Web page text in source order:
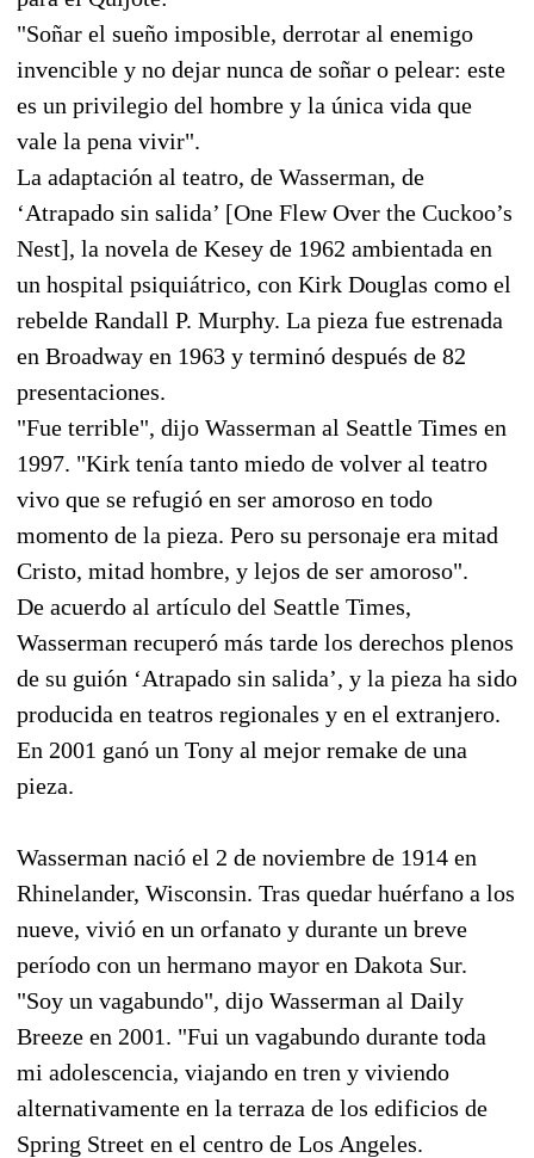
"Soñar el sueño imposible, derrotar al enemigo
invencible y no dejar nunca de soñar o pelear: este
es un privilegio del hombre y la única vida que
vale la pena vivir".
La adaptación al teatro, de Wasserman, de
‘Atrapado sin salida’ [One Flew Over the Cuckoo’s
Nest], la novela de Kesey de 1962 ambientada en
un hospital psiquiátrico, con Kirk Douglas como el
rebelde Randall P. Murphy. La pieza fue estrenada
en Broadway en 1963 y terminó después de 82
presentaciones.
"Fue terrible", dijo Wasserman al Seattle Times en
1997. "Kirk tenía tanto miedo de volver al teatro
vivo que se refugió en ser amoroso en todo
momento de la pieza. Pero su personaje era mitad
Cristo, mitad hombre, y lejos de ser amoroso".
De acuerdo al artículo del Seattle Times,
Wasserman recuperó más tarde los derechos plenos
de su guión ‘Atrapado sin salida’, y la pieza ha sido
producida en teatros regionales y en el extranjero.
En 2001 ganó un Tony al mejor remake de una
pieza.
Wasserman nació el 2 de noviembre de 1914 en
Rhinelander, Wisconsin. Tras quedar huérfano a los
nueve, vivió en un orfanato y durante un breve
período con un hermano mayor en Dakota Sur.
"Soy un vagabundo", dijo Wasserman al Daily
Breeze en 2001. "Fui un vagabundo durante toda
mi adolescencia, viajando en tren y viviendo
alternativamente en la terraza de los edificios de
Spring Street en el centro de Los Angeles.